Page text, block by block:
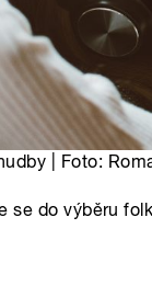
| Foto:
se do výběru